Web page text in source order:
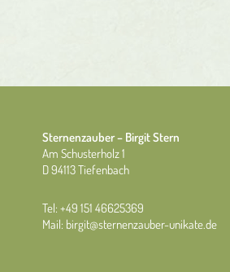
Sternenzauber – Birgit Stern
Am Schusterholz 1
D 94113 Tiefenbach
Tel: +49 151 46625369
Mail: birgit@sternenzauber-unikate.de